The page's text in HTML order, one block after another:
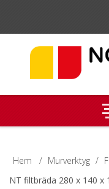
Hem / Murverktyg /
NT filtbräda 280 x 140 x